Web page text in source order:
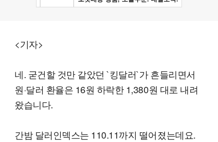
<기자>
네. 굳건할 것만 같았던 `킹달러`가 흔들리면서
원·달러 환율은 16원 하락한 1,380원 대로 내려
왔습니다.
간밤 달러인덱스는 110.11까지 떨어졌는데요.